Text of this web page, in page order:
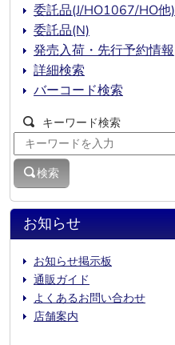
お知らせ
お知らせ掲示板
通販ガイド
よくあるお問い合わせ
店舗案内
委託品(J/HO1067/HO他)
委託品(N)
発売入荷・先行予約情報
詳細検索
バーコード検索
キーワード検索
検索